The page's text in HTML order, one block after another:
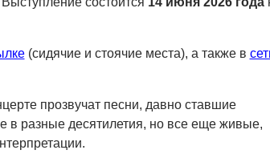
(сидячие и стоячие места), а также в
прозвучат песни, давно ставшие
в разные десятилетия, но все еще живые,